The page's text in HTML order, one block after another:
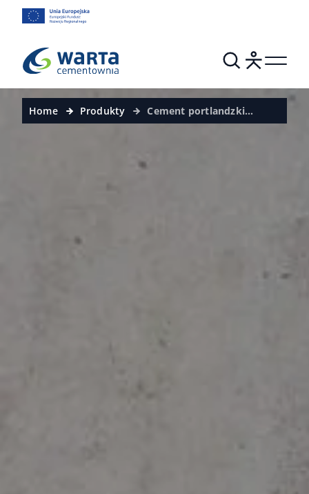
Home Produkty
Cement portlandzki
popiołowy – wkrótce